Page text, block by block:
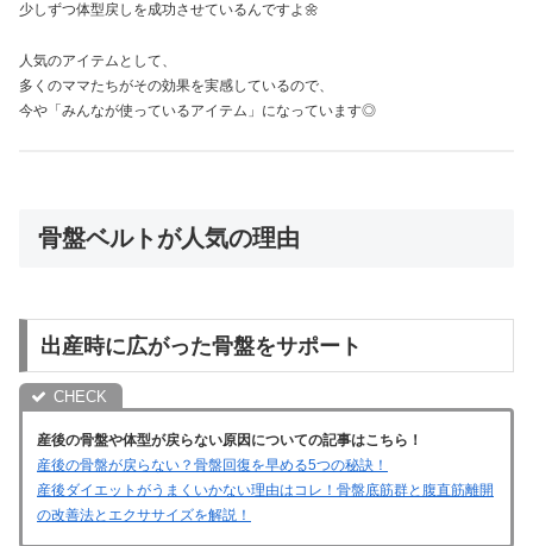
少しずつ体型戻しを成功させているんですよ🌼
人気のアイテムとして、
多くのママたちがその効果を実感しているので、
今や「みんなが使っているアイテム」になっています◎
骨盤ベルトが人気の理由
出産時に広がった骨盤をサポート
産後の骨盤や体型が戻らない原因についての記事はこちら！
産後の骨盤が戻らない？骨盤回復を早める5つの秘訣！
産後ダイエットがうまくいかない理由はコレ！骨盤底筋群と腹直筋離開
の改善法とエクササイズを解説！